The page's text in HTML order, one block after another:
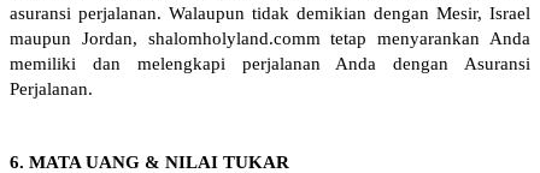
asuransi perjalanan. Walaupun tidak demikian dengan Mesir, Israel
maupun Jordan, shalomholyland.comm tetap menyarankan Anda
memiliki dan melengkapi perjalanan Anda dengan Asuransi
Perjalanan.
6. MATA UANG & NILAI TUKAR